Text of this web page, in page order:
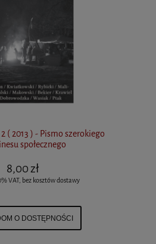
( 2013 ) - Pismo szerokiego
społecznego
8,00 zł
VAT, bez kosztów dostawy
O DOSTĘPNOŚCI